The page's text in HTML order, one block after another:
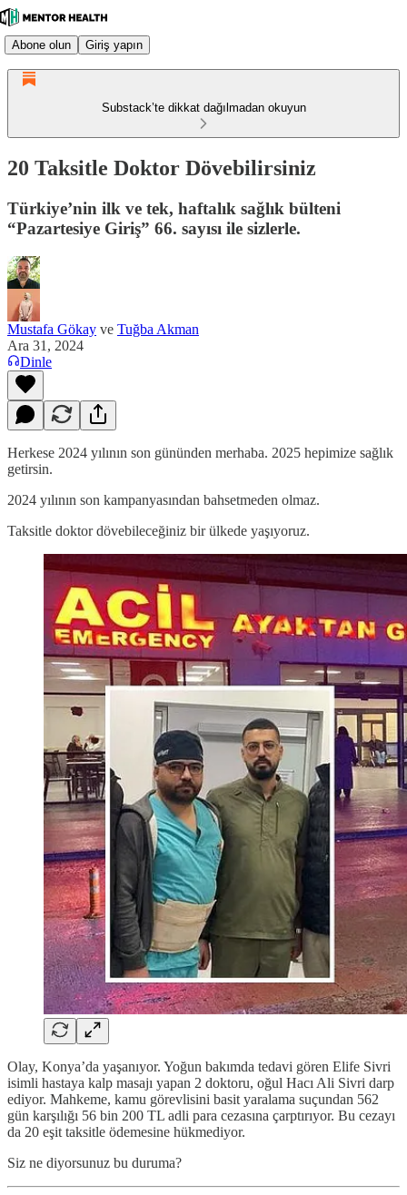
Abone olun Giriş yapın
Substack’te dikkat dağılmadan okuyun
20 Taksitle Doktor Dövebilirsiniz
Türkiye’nin ilk ve tek, haftalık sağlık bülteni
“Pazartesiye Giriş” 66. sayısı ile sizlerle.
Mustafa Gökay ve Tuğba Akman
Ara 31, 2024
Dinle
Herkese 2024 yılının son gününden merhaba. 2025 hepimize sağlık
getirsin.
2024 yılının son kampanyasından bahsetmeden olmaz.
Taksitle doktor dövebileceğiniz bir ülkede yaşıyoruz.
Olay, Konya’da yaşanıyor. Yoğun bakımda tedavi gören Elife Sivri
isimli hastaya kalp masajı yapan 2 doktoru, oğul Hacı Ali Sivri darp
ediyor. Mahkeme, kamu görevlisini basit yaralama suçundan 562
gün karşılığı 56 bin 200 TL adli para cezasına çarptırıyor. Bu cezayı
da 20 eşit taksitle ödemesine hükmediyor.
Siz ne diyorsunuz bu duruma?